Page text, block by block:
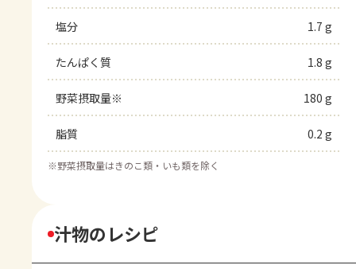
塩分 1.7 g
たんぱく質 1.8 g
野菜摂取量※ 180 g
脂質 0.2 g
※野菜摂取量はきのこ類・いも類を除く
汁物のレシピ